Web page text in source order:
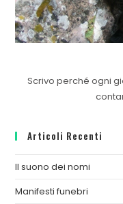
Scrivo perché ogni
Articoli Recenti
Il suono dei nomi
Manifesti funebri